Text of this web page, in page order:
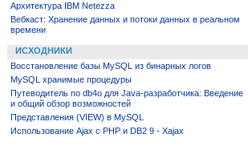
Архитектура IBM Netezza
Вебкаст: Хранение данных и потоки данных в реальном
времени
ИСХОДНИКИ
Восстановление базы MySQL из бинарных логов
MySQL хранимые процедуры
Путеводитель по db4o для Java-разработчика: Введение
и общий обзор возможностей
Представления (VIEW) в MySQL
Использование Ajax с PHP и DB2 9 - Xajax